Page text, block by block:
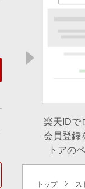
楽天IDで
会員登録
トアの
トップ ス